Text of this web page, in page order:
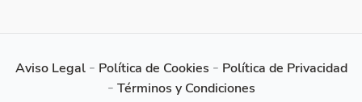
Aviso Legal- Política de Cookies - Política de Privacidad
- Términos y Condiciones